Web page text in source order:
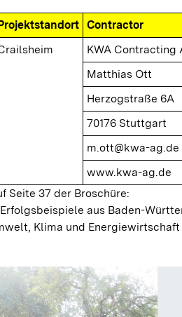
Contractor
KWA Contracting
Matthias Ott
Herzogstraße 6A
70176 Stuttgart
m.ott@kwa-ag.de
www.kwa-ag.de
Seite 37 der Broschüre:
aus Baden-
Klima und Energiewirtschaft